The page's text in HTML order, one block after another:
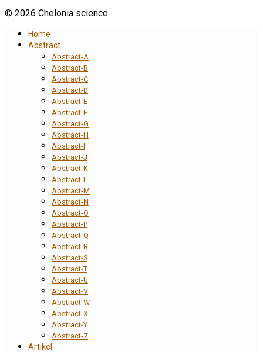
© 2026 Chelonia science
Home
Abstract
Abstract-A
Abstract-B
Abstract-C
Abstract-D
Abstract-E
Abstract-F
Abstract-G
Abstract-H
Abstract-I
Abstract-J
Abstract-K
Abstract-L
Abstract-M
Abstract-N
Abstract-O
Abstract-P
Abstract-Q
Abstract-R
Abstract-S
Abstract-T
Abstract-U
Abstract-V
Abstract-W
Abstract-X
Abstract-Y
Abstract-Z
Artikel